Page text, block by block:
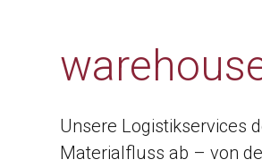
Unsere Logistikservices
Materialfluss ab – von